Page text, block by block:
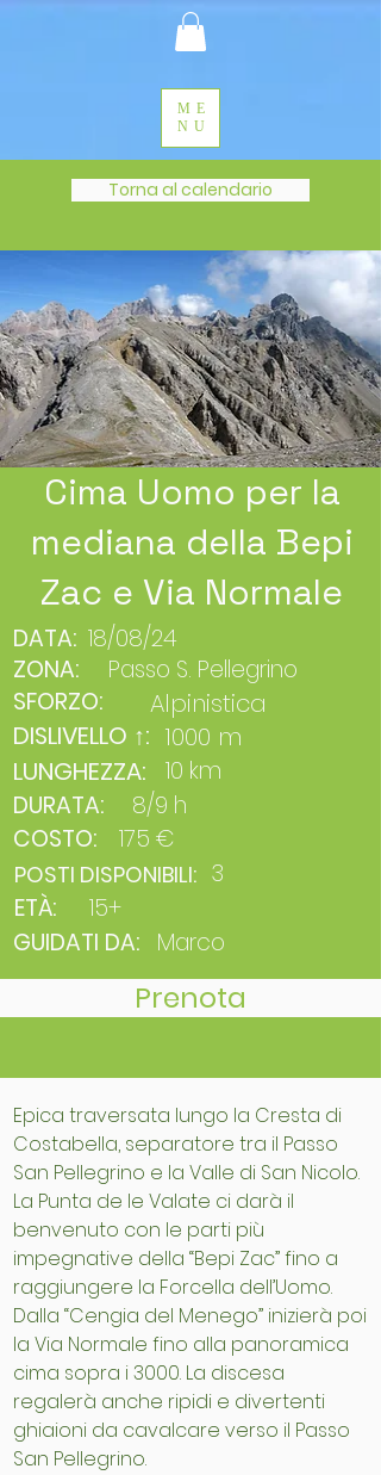
ME
NU
Torna al calendario
Cima Uomo per la
mediana della Bepi
Zac e Via Normale
DATA: 18/08/24
ZONA:
Passo S. Pellegrino
SFORZO:
Alpinistica
DISLIVELLO ↑: 1000 m
LUNGHEZZA:
10 km
DURATA:
8/9 h
175 €
COSTO:
3
POSTI DISPONIBILI:
ETÀ:
15+
GUIDATI DA: Marco
Prenota
Epica traversata lungo la Cresta di
Costabella, separatore tra il Passo
San Pellegrino e la Valle di San Nicolo.
La Punta de le Valate ci darà il
benvenuto con le parti più
impegnative della “Bepi Zac” fino a
raggiungere la Forcella dell’Uomo.
Dalla “Cengia del Menego” inizierà poi
la Via Normale fino alla panoramica
cima sopra i 3000. La discesa
regalerà anche ripidi e divertenti
ghiaioni da cavalcare verso il Passo
San Pellegrino.